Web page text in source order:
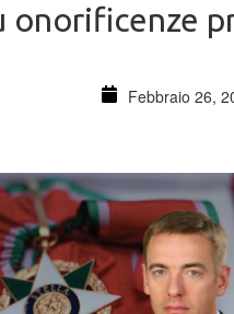
onorificenze
Febbraio 26,